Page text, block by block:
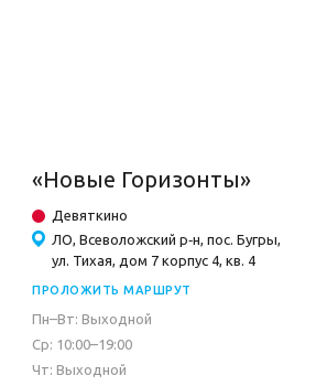
«Новые Горизонты»
Девяткино
ЛО, Всеволожский р‐н, пос. Бугры,
ул. Тихая, дом 7 корпус 4, кв. 4
ПРОЛОЖИТЬ МАРШРУТ
Пн–Вт: Выходной
Ср: 10:00–19:00
Чт: Выходной